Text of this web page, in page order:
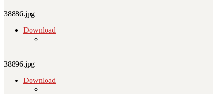
38886.jpg
Download
38896.jpg
Download